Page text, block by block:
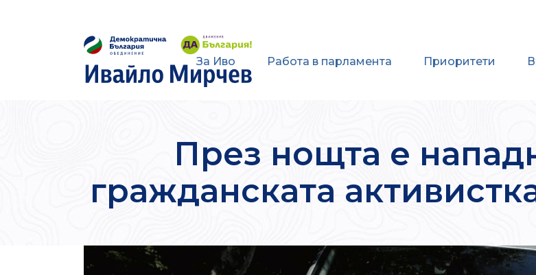
За Иво Работа в парламента Приоритети
През нощта е
гражданската